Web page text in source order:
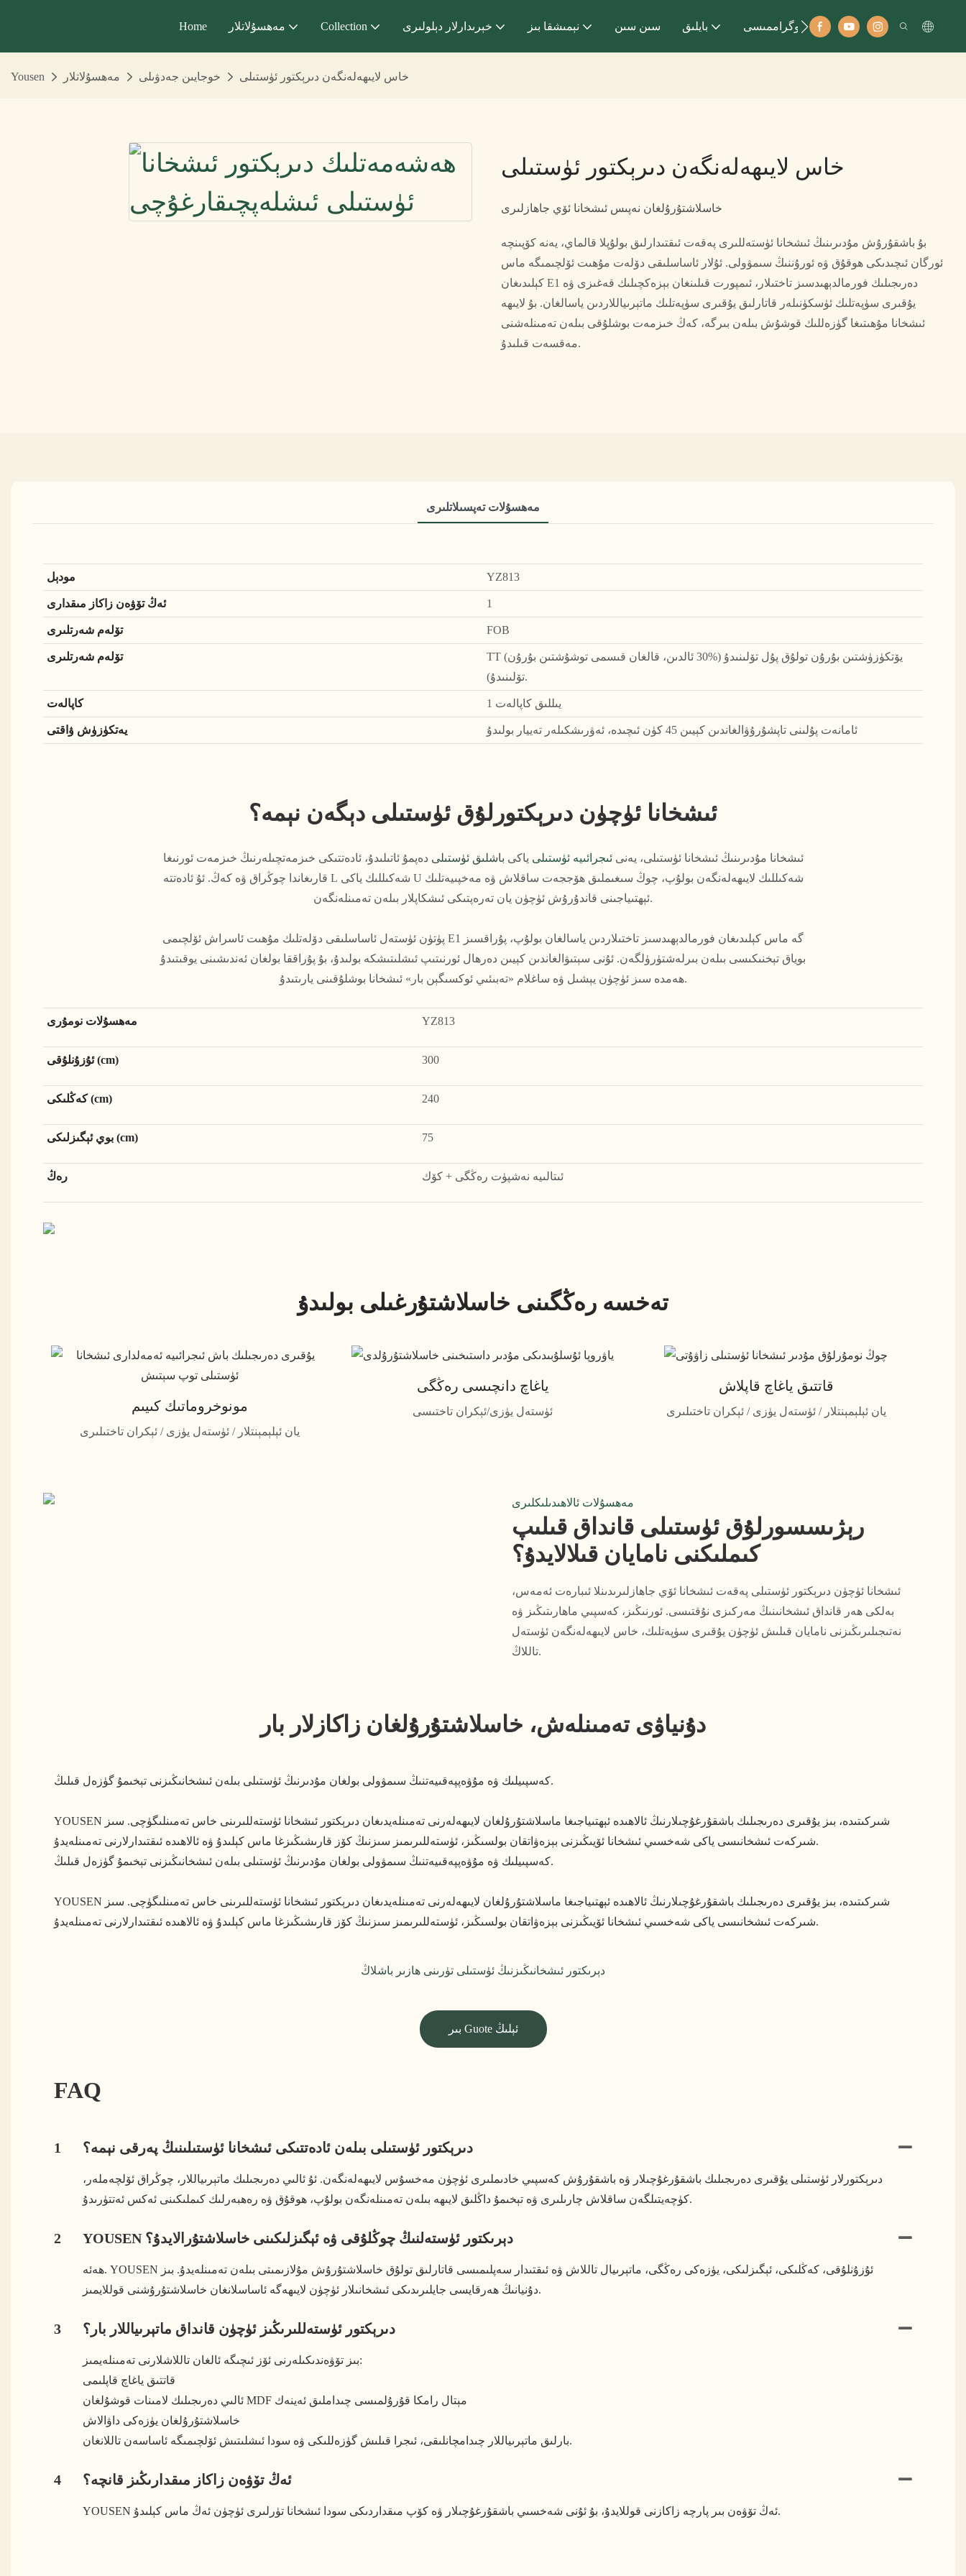
Home مەھسۇلاتلار Collection خېرىدارلار دېلولىرى نېمىشقا بىز سىن سىن بايلىق ئالاقەداش پروگراممىسى
Yousen مەھسۇلاتلار خوجايىن جەدۋىلى خاس لايىھەلەنگەن دىرېكتور ئۈستىلى
خاس لايىھەلەنگەن دىرېكتور ئۈستىلى
خاسلاشتۇرۇلغان نەپىس ئىشخانا ئۆي جاھازلىرى
بۇ باشقۇرۇش مۇدىرىنىڭ ئىشخانا ئۈستەللىرى پەقەت ئىقتىدارلىق بولۇپلا قالماي، يەنە كۆپىنچە
ئورگان ئىچىدىكى ھوقۇق ۋە ئورۇننىڭ سىمۋولى. ئۇلار ئاساسلىقى دۆلەت مۇھىت ئۆلچىمىگە ماس
كېلىدىغان E1 دەرىجىلىك فورمالدېھىدسىز تاختىلار، ئىمپورت قىلىنغان بېزەكچىلىك قەغىزى ۋە
يۇقىرى سۈپەتلىك ئۈسكۈنىلەر قاتارلىق يۇقىرى سۈپەتلىك ماتېرىياللاردىن ياسالغان. بۇ لايىھە
ئىشخانا مۇھىتىغا گۈزەللىك قوشۇش بىلەن بىرگە، كەڭ خىزمەت بوشلۇقى بىلەن تەمىنلەشنى
مەقسەت قىلىدۇ.
مەھسۇلات تەپسىلاتلىرى
مودېل
YZ813
ئەڭ تۆۋەن زاكاز مىقدارى
1
تۆلەم شەرتلىرى
FOB
تۆلەم شەرتلىرى
TT (يۆتكۈزۈشتىن بۇرۇن تولۇق پۇل تۆلىنىدۇ (%30 ئالدىن، قالغان قىسمى توشۇشتىن بۇرۇن
تۆلىنىدۇ).
كاپالەت
1 يىللىق كاپالەت
يەتكۈزۈش ۋاقتى
ئامانەت پۇلىنى تاپشۇرۇۋالغاندىن كېيىن 45 كۈن ئىچىدە، ئەۋرىشكىلەر تەييار بولىدۇ
ئىشخانا ئۈچۈن دىرېكتورلۇق ئۈستىلى دېگەن نېمە؟
ئىشخانا مۇدىرىنىڭ ئىشخانا ئۈستىلى، يەنىئىجرائىيە ئۈستىلى ياكى باشلىق ئۈستىلى دەپمۇ ئاتىلىدۇ، ئادەتتىكى خىزمەتچىلەرنىڭ خىزمەت ئورنىغا
قارىغاندا چوڭراق ۋە كەڭ. ئۇ ئادەتتە L شەكىللىك ياكى U شەكىللىك لايىھەلەنگەن بولۇپ، چوڭ سىغىملىق ھۆججەت ساقلاش ۋە مەخپىيەتلىك
ئېھتىياجىنى قاندۇرۇش ئۈچۈن يان تەرەپتىكى ئىشكاپلار بىلەن تەمىنلەنگەن.
پۈتۈن ئۈستەل ئاساسلىقى دۆلەتلىك مۇھىت ئاسراش ئۆلچىمى E1 گە ماس كېلىدىغان فورمالدېھىدسىز تاختىلاردىن ياسالغان بولۇپ، پۇراقسىز
بوياق تېخنىكىسى بىلەن بىرلەشتۈرۈلگەن. ئۇنى سېتىۋالغاندىن كېيىن دەرھال ئورنىتىپ ئىشلىتىشكە بولىدۇ، بۇ پۇراققا بولغان ئەندىشىنى يوقىتىدۇ
ھەمدە سىز ئۈچۈن يېشىل ۋە ساغلام «تەبىئىي ئوكسىگېن بار» ئىشخانا بوشلۇقىنى يارىتىدۇ.
مەھسۇلات نومۇرى YZ813
ئۇزۇنلۇقى (cm) 300
كەڭلىكى (cm) 240
بوي ئېگىزلىكى (cm) 75
رەڭ ئىتالىيە نەشپۈت رەڭگى + كۆك
تەخسە رەڭگىنى خاسلاشتۇرغىلى بولىدۇ
مونوخروماتىك كىيىم
يان ئېلېمېنتلار / ئۈستەل يۈزى / ئېكران تاختىلىرى
ياغاچ دانچىسى رەڭگى
ئۈستەل يۈزى/ئېكران تاختىسى
قاتتىق ياغاچ قاپلاش
يان ئېلېمېنتلار / ئۈستەل يۈزى / ئېكران تاختىلىرى
مەھسۇلات ئالاھىدىلىكلىرى
رېژىسسورلۇق ئۈستىلى قانداق قىلىپ
كىملىكنى نامايان قىلالايدۇ؟
ئىشخانا ئۈچۈن دىرېكتور ئۈستىلى پەقەت ئىشخانا ئۆي جاھازلىرىدىنلا ئىبارەت ئەمەس،
بەلكى ھەر قانداق ئىشخانىنىڭ مەركىزى نۇقتىسى. ئورنىڭىز، كەسپىي ماھارىتىڭىز ۋە
نەتىجىلىرىڭىزنى نامايان قىلىش ئۈچۈن يۇقىرى سۈپەتلىك، خاس لايىھەلەنگەن ئۈستەل
تاللاڭ.
دۇنياۋى تەمىنلەش، خاسلاشتۇرۇلغان زاكازلار بار
كەسپىيلىك ۋە مۇۋەپپەقىيەتنىڭ سىمۋولى بولغان مۇدىرنىڭ ئۈستىلى بىلەن ئىشخانىڭىزنى تېخىمۇ گۈزەل قىلىڭ.
YOUSEN شىركىتىدە، بىز يۇقىرى دەرىجىلىك باشقۇرغۇچىلارنىڭ ئالاھىدە ئېھتىياجىغا ماسلاشتۇرۇلغان لايىھەلەرنى تەمىنلەيدىغان دىرېكتور ئىشخانا ئۈستەللىرىنى خاس تەمىنلىگۈچى. سىز
شىركەت ئىشخانىسى ياكى شەخسىي ئىشخانا ئۆيىڭىزنى بېزەۋاتقان بولسىڭىز، ئۈستەللىرىمىز سىزنىڭ كۆز قارىشىڭىزغا ماس كېلىدۇ ۋە ئالاھىدە ئىقتىدارلارنى تەمىنلەيدۇ.
كەسپىيلىك ۋە مۇۋەپپەقىيەتنىڭ سىمۋولى بولغان مۇدىرنىڭ ئۈستىلى بىلەن ئىشخانىڭىزنى تېخىمۇ گۈزەل قىلىڭ.
YOUSEN شىركىتىدە، بىز يۇقىرى دەرىجىلىك باشقۇرغۇچىلارنىڭ ئالاھىدە ئېھتىياجىغا ماسلاشتۇرۇلغان لايىھەلەرنى تەمىنلەيدىغان دىرېكتور ئىشخانا ئۈستەللىرىنى خاس تەمىنلىگۈچى. سىز
شىركەت ئىشخانىسى ياكى شەخسىي ئىشخانا ئۆيىڭىزنى بېزەۋاتقان بولسىڭىز، ئۈستەللىرىمىز سىزنىڭ كۆز قارىشىڭىزغا ماس كېلىدۇ ۋە ئالاھىدە ئىقتىدارلارنى تەمىنلەيدۇ.
دېرىكتور ئىشخانىڭىزنىڭ ئۈستىلى تۈرىنى ھازىر باشلاڭ
بىر Guote ئېلىڭ
FAQ
1 دىرېكتور ئۈستىلى بىلەن ئادەتتىكى ئىشخانا ئۈستىلىنىڭ پەرقى نېمە؟
دىرېكتورلار ئۈستىلى يۇقىرى دەرىجىلىك باشقۇرغۇچىلار ۋە باشقۇرۇش كەسپىي خادىملىرى ئۈچۈن مەخسۇس لايىھەلەنگەن. ئۇ ئالىي دەرىجىلىك ماتېرىياللار، چوڭراق ئۆلچەملەر،
كۈچەيتىلگەن ساقلاش چارىلىرى ۋە تېخىمۇ داڭلىق لايىھە بىلەن تەمىنلەنگەن بولۇپ، ھوقۇق ۋە رەھبەرلىك كىملىكىنى ئەكس ئەتتۈرىدۇ.
2 YOUSEN دېرىكتور ئۈستەلنىڭ چوڭلۇقى ۋە ئېگىزلىكىنى خاسلاشتۇرالايدۇ؟
ھەئە. YOUSEN ئۇزۇنلۇقى، كەڭلىكى، ئېگىزلىكى، يۈزەكى رەڭگى، ماتېرىيال تاللاش ۋە ئىقتىدار سەپلىمىسى قاتارلىق تولۇق خاسلاشتۇرۇش مۇلازىمىتى بىلەن تەمىنلەيدۇ. بىز
دۇنيانىڭ ھەرقايسى جايلىرىدىكى ئىشخانىلار ئۈچۈن لايىھەگە ئاساسلانغان خاسلاشتۇرۇشنى قوللايمىز.
3 دىرېكتور ئۈستەللىرىڭىز ئۈچۈن قانداق ماتېرىياللار بار؟
بىز تۆۋەندىكىلەرنى ئۆز ئىچىگە ئالغان تاللاشلارنى تەمىنلەيمىز:
قاتتىق ياغاچ قاپلىمى
ئالىي دەرىجىلىك لامىنات قوشۇلغان MDF مېتال رامكا قۇرۇلمىسى چىداملىق ئەينەك
خاسلاشتۇرۇلغان يۈزەكى داۋالاش
بارلىق ماتېرىياللار چىدامچانلىقى، ئىجرا قىلىش گۈزەللىكى ۋە سودا ئىشلىتىش ئۆلچىمىگە ئاساسەن تاللانغان.
4 ئەڭ تۆۋەن زاكاز مىقدارىڭىز قانچە؟
YOUSEN ئەڭ تۆۋەن بىر پارچە زاكازنى قوللايدۇ، بۇ ئۇنى شەخسىي باشقۇرغۇچىلار ۋە كۆپ مىقداردىكى سودا ئىشخانا تۈرلىرى ئۈچۈن ئەڭ ماس كېلىدۇ.